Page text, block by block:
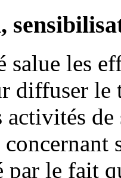
salue les
diffuser le
activités
par le fait